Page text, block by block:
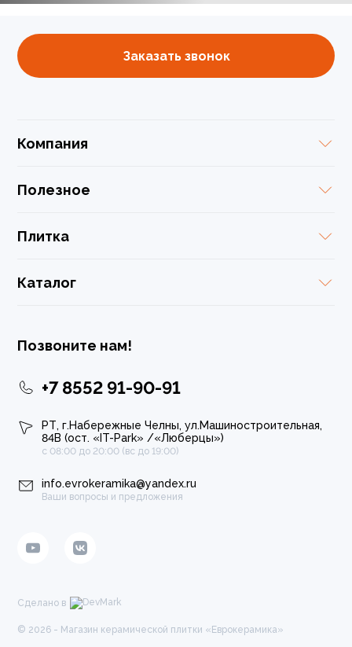
Заказать звонок
Компания
Полезное
Плитка
Каталог
Позвоните нам!
+7 8552 91-90-91
РТ, г.Набережные Челны, ул.Машиностроительная,
84В (ост. «IT-Park» /«Люберцы»)
с 08:00 до 20:00 (вс до 19:00)
info.evrokeramika@yandex.ru
Ваши вопросы и предложения
Сделано в
© 2026 - Магазин керамической плитки «Еврокерамика»